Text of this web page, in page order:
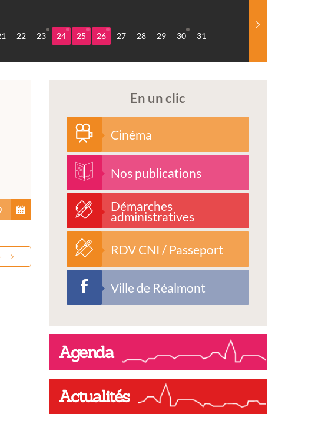
22 23 24 25 26 27 28 29 30 31
En un clic
Cinéma
Nos publications
Démarches
administratives
RDV CNI / Passeport
Ville de Réalmont
Agenda
Actualités